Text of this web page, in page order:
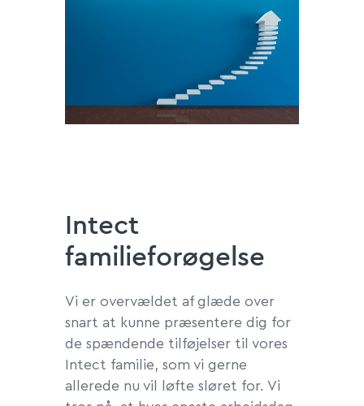
Intect
familieforøgelse
Vi er overvældet af glæde over
snart at kunne præsentere dig for
de spændende tilføjelser til vores
Intect familie, som vi gerne
allerede nu vil løfte sløret for. Vi